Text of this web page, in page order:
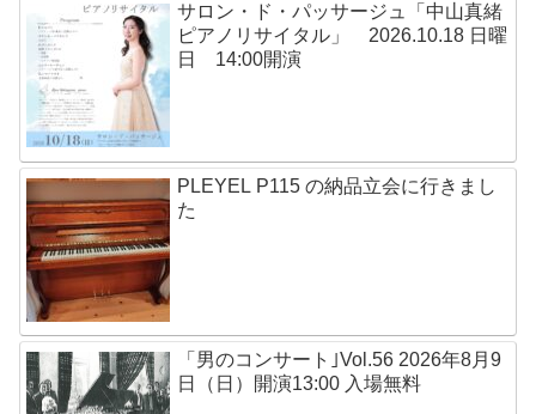
サロン・ド・パッサージュ「中山真緒
ピアノリサイタル」 2026.10.18 日曜
日 14:00開演
PLEYEL P115 の納品立会に行きまし
た
「男のコンサート｣Vol.56 2026年8月9
日（日）開演13:00 入場無料